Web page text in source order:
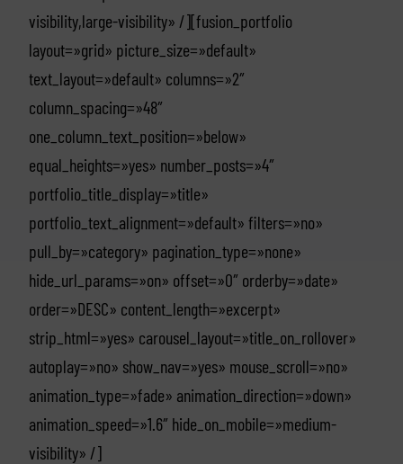
visibility,large-visibility» /][fusion_portfolio
layout=»grid» picture_size=»default»
text_layout=»default» columns=»2″
column_spacing=»48″
one_column_text_position=»below»
equal_heights=»yes» number_posts=»4″
portfolio_title_display=»title»
portfolio_text_alignment=»default» filters=»no»
pull_by=»category» pagination_type=»none»
hide_url_params=»on» offset=»0″ orderby=»date»
order=»DESC» content_length=»excerpt»
strip_html=»yes» carousel_layout=»title_on_rollover»
autoplay=»no» show_nav=»yes» mouse_scroll=»no»
animation_type=»fade» animation_direction=»down»
animation_speed=»1.6″ hide_on_mobile=»medium-
visibility» /]